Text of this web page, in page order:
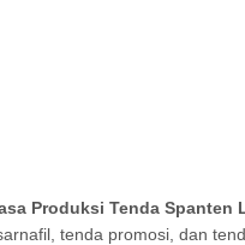
Produksi Tenda Spanten
tenda promosi, dan